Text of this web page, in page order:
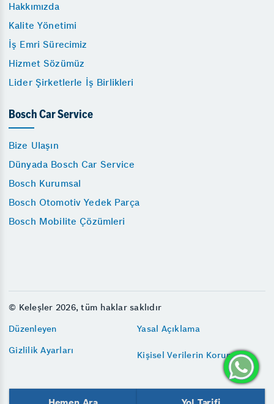
Hakkımızda
Kalite Yönetimi
İş Emri Sürecimiz
Hizmet Sözümüz
Lider Şirketlerle İş Birlikleri
Bosch Car Service
Bize Ulaşın
Dünyada Bosch Car Service
Bosch Kurumsal
Bosch Otomotiv Yedek Parça
Bosch Mobilite Çözümleri
© Keleşler 2026, tüm haklar saklıdır
Düzenleyen
Yasal Açıklama
Gizlilik Ayarları
Kişisel Verilerin Korunması